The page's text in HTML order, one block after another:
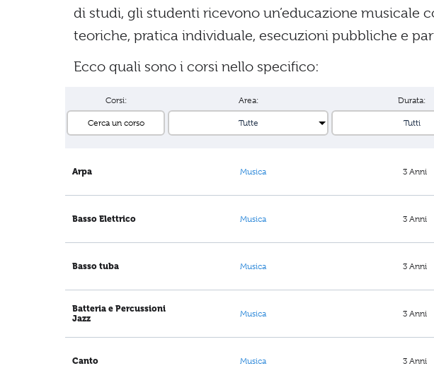
di studi, gli studenti ricevono un’educazione musicale
teoriche, pratica individuale, esecuzioni pubbliche e
Ecco quali sono i corsi nello specifico:
Corsi: Area: Durata:
Arpa Musica 3 Anni
Basso Elettrico Musica 3 Anni
Basso tuba Musica 3 Anni
Batteria e Percussioni
Jazz
Musica 3 Anni
Canto Musica 3 Anni